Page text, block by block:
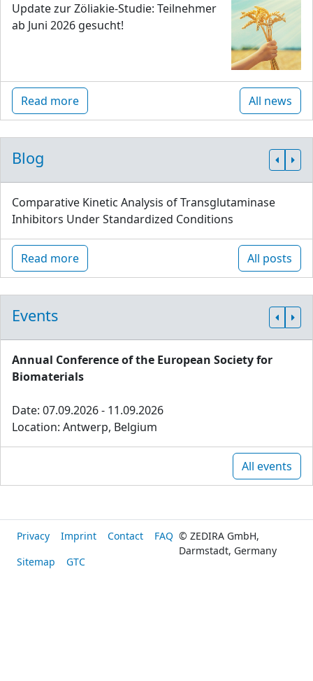
Update zur Zöliakie-Studie: Teilnehmer
ab Juni 2026 gesucht!
Read more All news
Blog
Comparative Kinetic Analysis of Transglutaminase
Inhibitors Under Standardized Conditions
Read more All posts
Events
Annual Conference of the European Society for
Biomaterials
Date: 07.09.2026 - 11.09.2026
Location: Antwerp, Belgium
All events
Privacy Imprint Contact
FAQ
Sitemap
GTC
© ZEDIRA GmbH,
Darmstadt, Germany